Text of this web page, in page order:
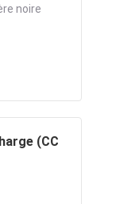
noire
(CC